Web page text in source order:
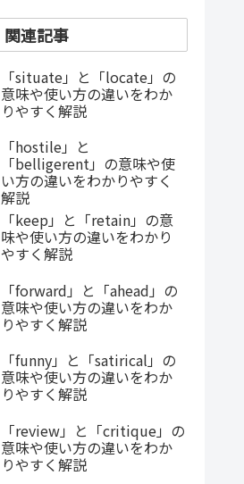
関連記事
「situate」と「locate」の
意味や使い方の違いをわか
りやすく解説
「hostile」と
「belligerent」の意味や使
い方の違いをわかりやすく
解説
「keep」と「retain」の意
味や使い方の違いをわかり
やすく解説
「forward」と「ahead」の
意味や使い方の違いをわか
りやすく解説
「funny」と「satirical」の
意味や使い方の違いをわか
りやすく解説
「review」と「critique」の
意味や使い方の違いをわか
りやすく解説